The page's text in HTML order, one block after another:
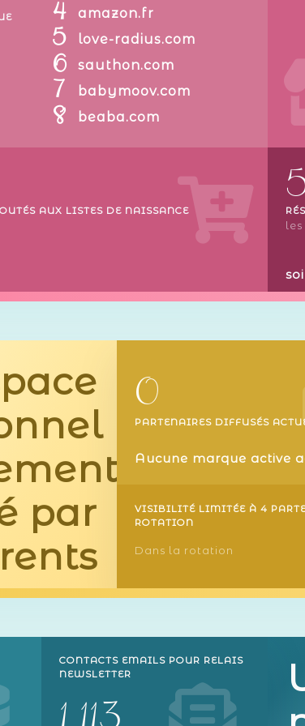
4 amazon.fr
5 love-radius.com
6 sauthon.com
7 babymoov.com
8 beaba.com
AUX LISTES DE NAISSANCE
les
par
0
PARTENAIRES DIFFUSÉS
Aucune marque active
VISIBILITÉ LIMITÉE À 4
ROTATION
Dans la rotation
CONTACTS EMAILS POUR RELAIS
NEWSLETTER